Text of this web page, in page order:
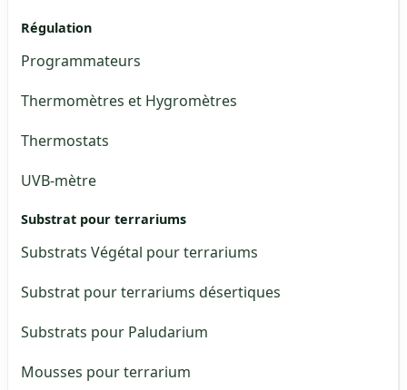
Régulation
Programmateurs
Thermomètres et Hygromètres
Thermostats
UVB-mètre
Substrat pour terrariums
Substrats Végétal pour terrariums
Substrat pour terrariums désertiques
Substrats pour Paludarium
Mousses pour terrarium